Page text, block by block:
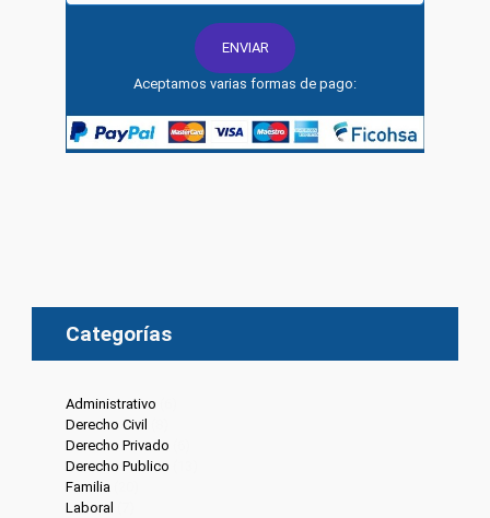
Aceptamos varias formas de pago:
Categorías
Administrativo
Derecho Civil
Derecho Privado
Derecho Publico
Familia
Laboral